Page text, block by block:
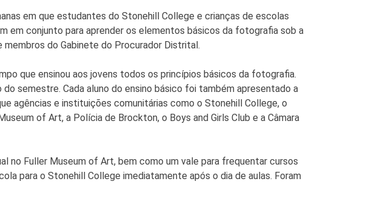
em que estudantes do Stonehill College e crianças de escolas
em conjunto para aprender os elementos básicos da fotografia sob a
do Gabinete do Procurador Distrital.
que ensinou aos jovens todos os princípios básicos da fotografia.
semestre. Cada aluno do ensino básico foi também apresentado a
agências e instituições comunitárias como o Stonehill College, o
of Art, a Polícia de Brockton, o Boys and Girls Club e a Câmara
no Fuller Museum of Art, bem como um vale para frequentar cursos
para o Stonehill College imediatamente após o dia de aulas. Foram